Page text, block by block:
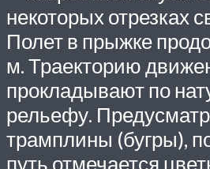
некоторых отрезках
Полет в прыжке
м. Траекторию
прокладывают по
рельефу.
трамплины (бугры),
путь отмечается